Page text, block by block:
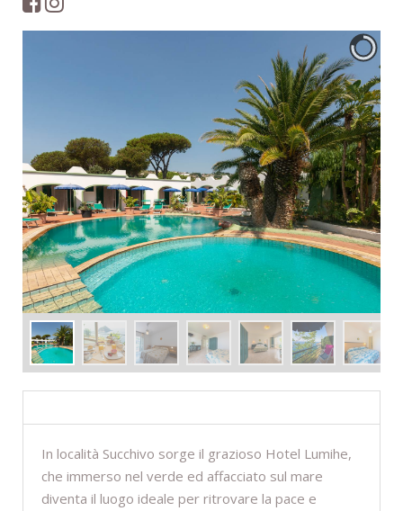
In località Succhivo sorge il grazioso Hotel Lumihe,
che immerso nel verde ed affacciato sul mare
diventa il luogo ideale per ritrovare la pace e